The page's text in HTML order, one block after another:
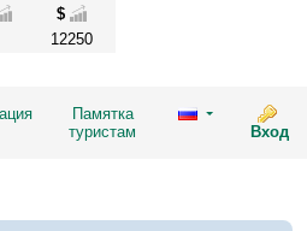
$
12250
Памятка
туристам
Вход